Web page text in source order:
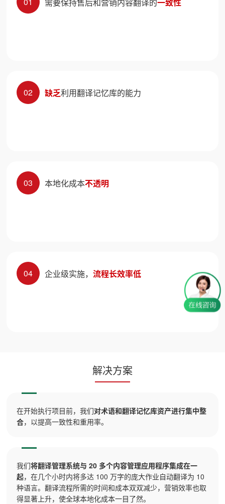
02 缺乏利用翻译记忆库的能力
03 本地化成本不透明
04 企业级实施，流程长效率低
解决方案
在开始执行项目前，我们对术语和翻译记忆库资产进行集中整
合，以提高一致性和重用率。
我们将翻译管理系统与 20 多个内容管理应用程序集成在一
起，在几个小时内将多达 100 万字的庞大作业自动翻译为 10
种语言。翻译流程所需的时间和成本双双减少，营销效率也取
得显著上升，使全球本地化成本一目了然。